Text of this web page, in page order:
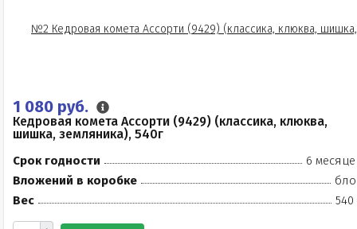
1 080 руб.
Кедровая комета Ассорти (9429) (классика, клюква,
шишка, земляника), 540г
Срок годности
6
Вложений в коробке
Вес
540